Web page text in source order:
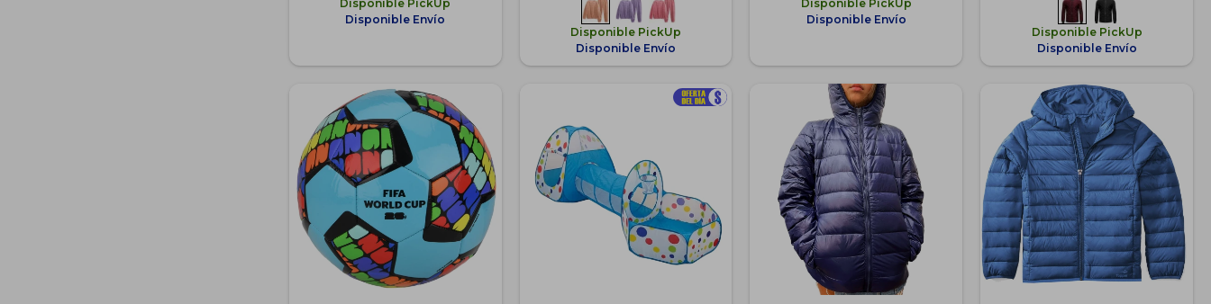
Disponible PickUp
Disponible Envío
Disponible PickUp
Disponible Envío
Disponible PickUp
Disponible Envío
Disponible PickUp
Disponible Envío